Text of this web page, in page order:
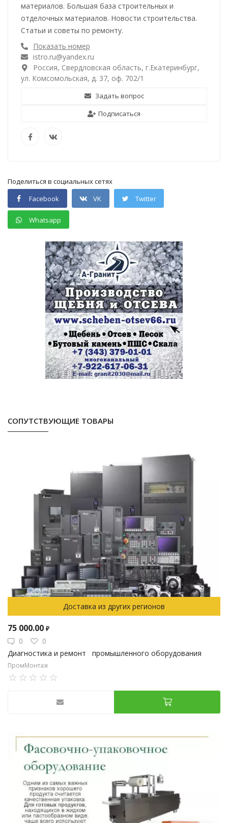
материалов. Большая база строительных и
отделочных материалов. Новости строительства.
Статьи и советы по ремонту.
Показать номер
istro.ru@yandex.ru
Россия, Свердловская область, г.Екатеринбург,
ул. Комсомольская, д. 37, оф. 702/1
Задать вопрос
Подписаться
Поделиться в социальных сетях
Facebook
VK Twitter
Whatsapp
СОПУТСТВУЮЩИЕ ТОВАРЫ
Доставка из других регионов
75 000.00 ₽
0
0
Диагностика и ремонт промышленного оборудования
ПромМонтаж